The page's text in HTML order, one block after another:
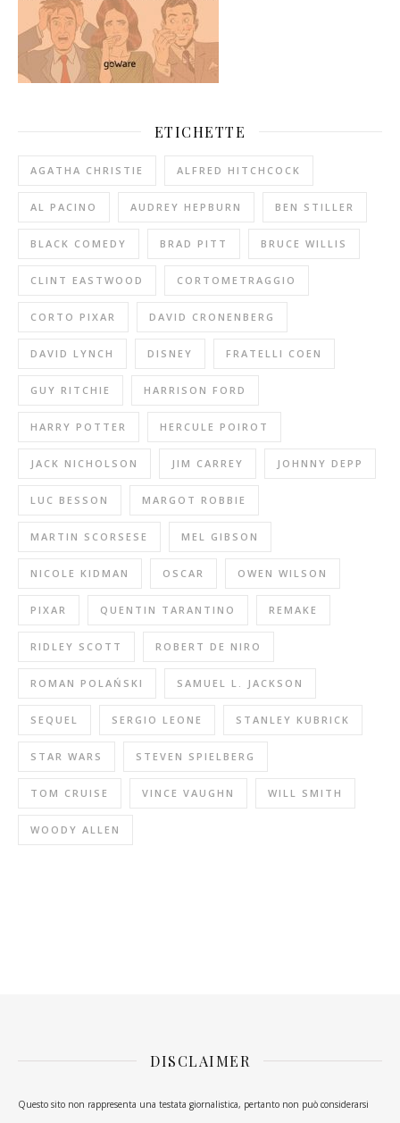
ETICHETTE
AGATHA CHRISTIE ALFRED HITCHCOCK
AL PACINO AUDREY HEPBURN BEN STILLER
BLACK COMEDY BRAD PITT BRUCE WILLIS
CLINT EASTWOOD CORTOMETRAGGIO
CORTO PIXAR DAVID CRONENBERG
DAVID LYNCH DISNEY FRATELLI COEN
GUY RITCHIE HARRISON FORD
HARRY POTTER HERCULE POIROT
JACK NICHOLSON JIM CARREY JOHNNY DEPP
LUC BESSON MARGOT ROBBIE
MARTIN SCORSESE MEL GIBSON
NICOLE KIDMAN OSCAR OWEN WILSON
PIXAR QUENTIN TARANTINO REMAKE
RIDLEY SCOTT ROBERT DE NIRO
ROMAN POLAŃSKI SAMUEL L. JACKSON
SEQUEL SERGIO LEONE STANLEY KUBRICK
STAR WARS STEVEN SPIELBERG
TOM CRUISE VINCE VAUGHN WILL SMITH
WOODY ALLEN
DISCLAIMER
Questo sito non rappresenta una testata giornalistica, pertanto non può considerarsi